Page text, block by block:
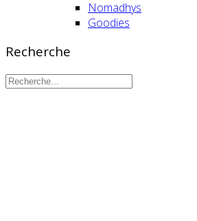
Nomadhys
Goodies
Recherche